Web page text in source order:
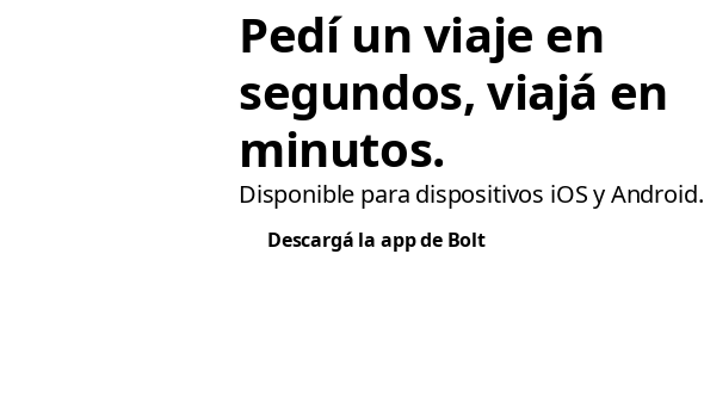
Pedí un viaje en
segundos, viajá en
minutos.
Disponible para dispositivos iOS y Android.
Descargá la app de Bolt